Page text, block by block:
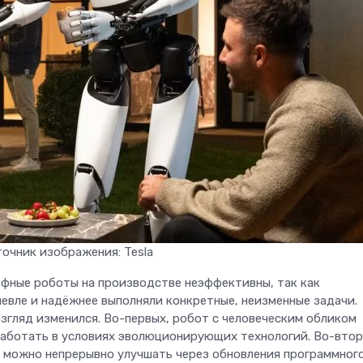
изображения: Tesla
роботы на производстве неэффективны, так как
и надёжнее выполняли конкретные, неизменные задачи.
изменился. Во-первых, робот с человеческим обликом
в условиях эволюционирующих технологий. Во-
непрерывно улучшать через обновления